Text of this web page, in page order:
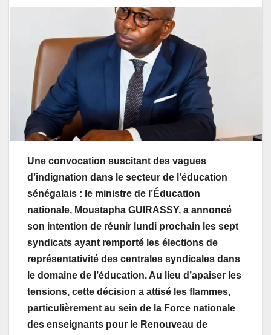
Une convocation suscitant des vagues
d’indignation dans le secteur de l’éducation
sénégalais : le ministre de l’Éducation
nationale, Moustapha GUIRASSY, a annoncé
son intention de réunir lundi prochain les sept
syndicats ayant remporté les élections de
représentativité des centrales syndicales dans
le domaine de l’éducation. Au lieu d’apaiser les
tensions, cette décision a attisé les flammes,
particulièrement au sein de la Force nationale
des enseignants pour le Renouveau de